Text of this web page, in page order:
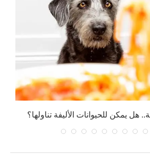
مريحة وآمنة للكلب في المنزل